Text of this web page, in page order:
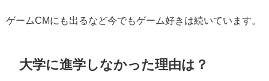
ゲームCMにも出るなど今でもゲーム好きは続いています。
大学に進学しなかった理由は？